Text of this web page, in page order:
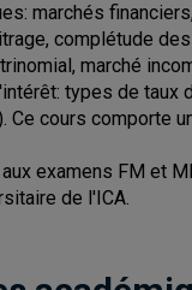
marchés
complétude
marché
types de taux
Ce cours comporte
examens FM et
de l'ICA.